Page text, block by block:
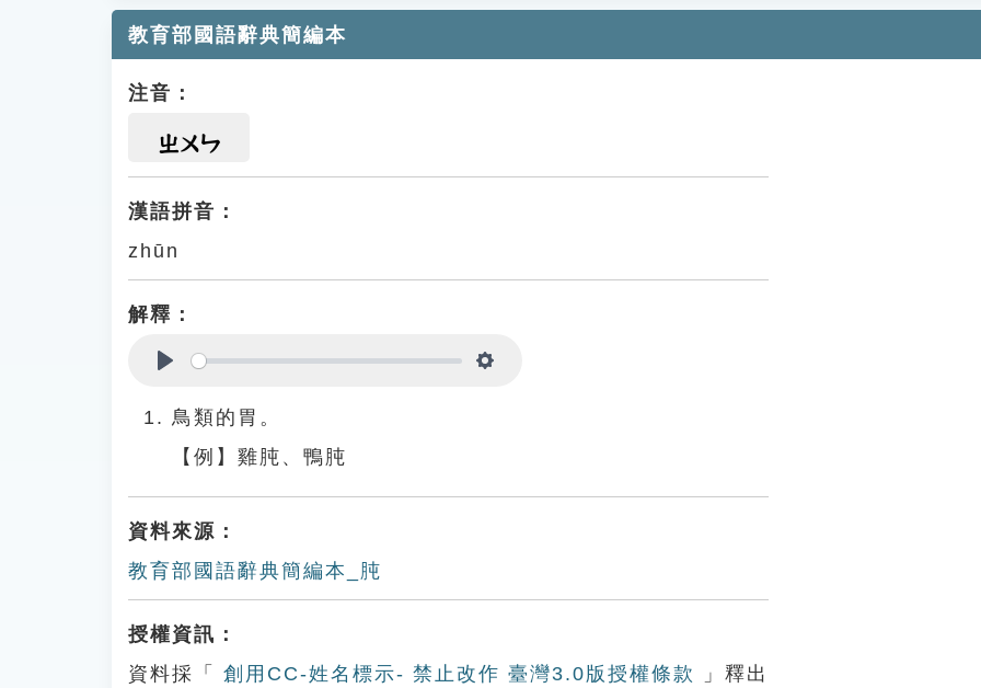
教育部國語辭典簡編本
注音：
ㄓㄨㄣ
漢語拼音：
zhūn
解釋：
鳥類的胃。
【例】雞肫、鴨肫
資料來源：
教育部國語辭典簡編本_肫
授權資訊：
資料採「
創用CC-姓名標示- 禁止改作 臺灣3.0版授權條款 」釋出